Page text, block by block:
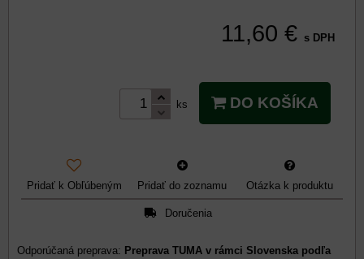
11,60 € s DPH
ks DO KOŠÍKA
Pridať k Obľúbeným Pridať do zoznamu Otázka k produktu
Doručenia
Preprava TUMA v rámci Slovenska podľa